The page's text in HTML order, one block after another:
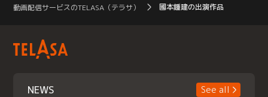
動画配信サービスのTELASA（テラサ） 國本鍾建の出演作品
NEWS
See all